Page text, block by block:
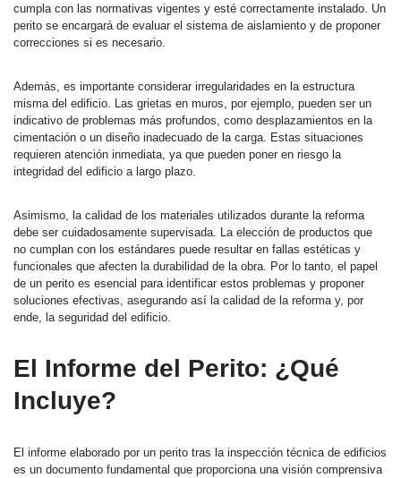
cumpla con las normativas vigentes y esté correctamente instalado. Un
perito se encargará de evaluar el sistema de aislamiento y de proponer
correcciones si es necesario.
Además, es importante considerar irregularidades en la estructura
misma del edificio. Las grietas en muros, por ejemplo, pueden ser un
indicativo de problemas más profundos, como desplazamientos en la
cimentación o un diseño inadecuado de la carga. Estas situaciones
requieren atención inmediata, ya que pueden poner en riesgo la
integridad del edificio a largo plazo.
Asimismo, la calidad de los materiales utilizados durante la reforma
debe ser cuidadosamente supervisada. La elección de productos que
no cumplan con los estándares puede resultar en fallas estéticas y
funcionales que afecten la durabilidad de la obra. Por lo tanto, el papel
de un perito es esencial para identificar estos problemas y proponer
soluciones efectivas, asegurando así la calidad de la reforma y, por
ende, la seguridad del edificio.
El Informe del Perito: ¿Qué
Incluye?
El informe elaborado por un perito tras la inspección técnica de edificios
es un documento fundamental que proporciona una visión comprensiva